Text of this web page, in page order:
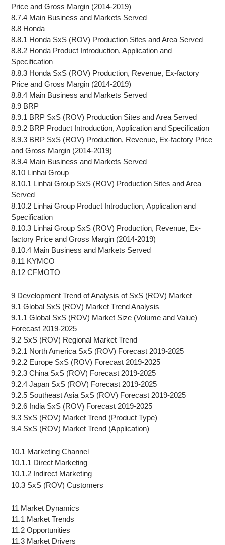
Price and Gross Margin (2014-2019)
8.7.4 Main Business and Markets Served
8.8 Honda
8.8.1 Honda SxS (ROV) Production Sites and Area Served
8.8.2 Honda Product Introduction, Application and
Specification
8.8.3 Honda SxS (ROV) Production, Revenue, Ex-factory
Price and Gross Margin (2014-2019)
8.8.4 Main Business and Markets Served
8.9 BRP
8.9.1 BRP SxS (ROV) Production Sites and Area Served
8.9.2 BRP Product Introduction, Application and Specification
8.9.3 BRP SxS (ROV) Production, Revenue, Ex-factory Price
and Gross Margin (2014-2019)
8.9.4 Main Business and Markets Served
8.10 Linhai Group
8.10.1 Linhai Group SxS (ROV) Production Sites and Area
Served
8.10.2 Linhai Group Product Introduction, Application and
Specification
8.10.3 Linhai Group SxS (ROV) Production, Revenue, Ex-
factory Price and Gross Margin (2014-2019)
8.10.4 Main Business and Markets Served
8.11 KYMCO
8.12 CFMOTO
9 Development Trend of Analysis of SxS (ROV) Market
9.1 Global SxS (ROV) Market Trend Analysis
9.1.1 Global SxS (ROV) Market Size (Volume and Value)
Forecast 2019-2025
9.2 SxS (ROV) Regional Market Trend
9.2.1 North America SxS (ROV) Forecast 2019-2025
9.2.2 Europe SxS (ROV) Forecast 2019-2025
9.2.3 China SxS (ROV) Forecast 2019-2025
9.2.4 Japan SxS (ROV) Forecast 2019-2025
9.2.5 Southeast Asia SxS (ROV) Forecast 2019-2025
9.2.6 India SxS (ROV) Forecast 2019-2025
9.3 SxS (ROV) Market Trend (Product Type)
9.4 SxS (ROV) Market Trend (Application)
10.1 Marketing Channel
10.1.1 Direct Marketing
10.1.2 Indirect Marketing
10.3 SxS (ROV) Customers
11 Market Dynamics
11.1 Market Trends
11.2 Opportunities
11.3 Market Drivers